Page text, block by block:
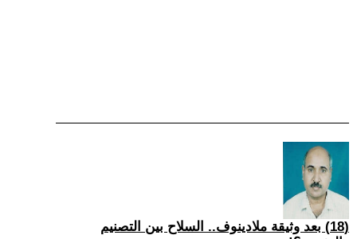
(18) بعد وثيقة ملادينوف.. السلاح بين التصنيم